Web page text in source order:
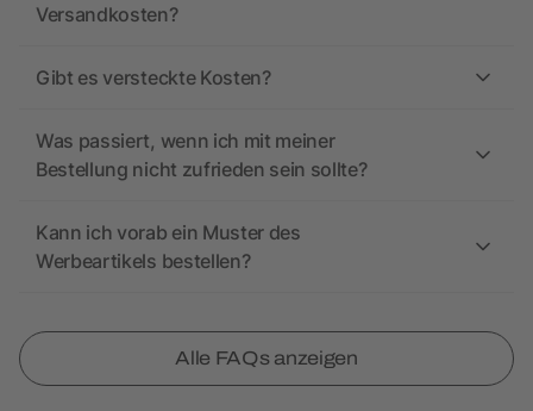
Versandkosten?
Gibt es versteckte Kosten?
Was passiert, wenn ich mit meiner
Bestellung nicht zufrieden sein sollte?
Kann ich vorab ein Muster des
Werbeartikels bestellen?
Alle FAQs anzeigen